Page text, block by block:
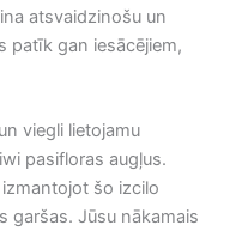
atsvaidzinošu un
patīk gan iesācējiem,
viegli lietojamu
pasifloras augļus.
šo izcilo
garšas. Jūsu nākamais